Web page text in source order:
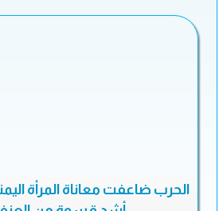
الحرب ضاعفت معاناة المرأة